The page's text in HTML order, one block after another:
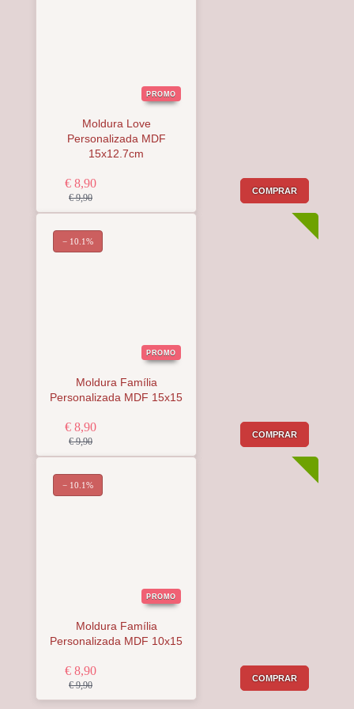
PROMO
Moldura Love
Personalizada MDF
15x12.7cm
€ 8,90
€ 9,90
COMPRAR
PROMO
Moldura Família
Personalizada MDF 15x15
€ 8,90
€ 9,90
COMPRAR
− 10.1%
PROMO
Moldura Família
Personalizada MDF 10x15
€ 8,90
€ 9,90
COMPRAR
− 10.1%